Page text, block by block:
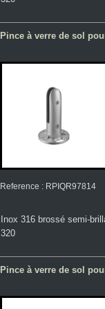
Pince à verre de sol
Reference : RPIQR97814
Inox 316 brossé semi-
320
Pince à verre de sol